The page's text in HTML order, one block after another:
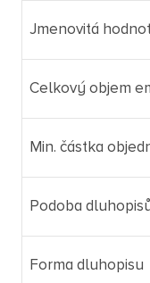
Jmenovitá
Celkový objem
Min. částka
Podoba
Forma dluhopisu